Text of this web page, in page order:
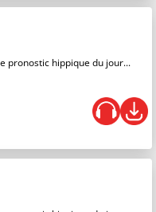
pronostic hippique du jour...